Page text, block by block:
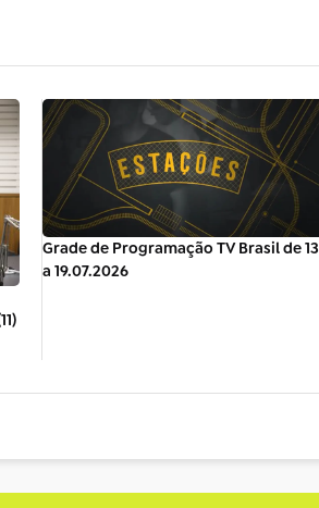
Grade de Programação TV Brasil de 13
a 19.07.2026